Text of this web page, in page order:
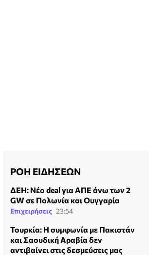
ΡΟΗ ΕΙΔΗΣΕΩΝ
ΔΕΗ: Νέο deal για ΑΠΕ άνω των 2
GW σε Πολωνία και Ουγγαρία
Επιχειρήσεις 23:54
Τουρκία: Η συμφωνία με Πακιστάν
και Σαουδική Αραβία δεν
αντιβαίνει στις δεσμεύσεις μας